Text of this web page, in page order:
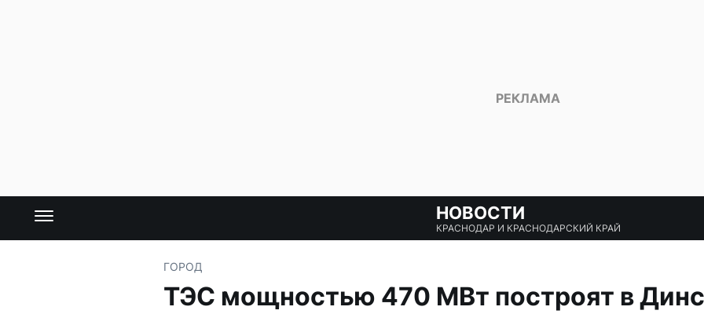
НОВОСТИ
КРАСНОДАР И КРАСНОДАРСКИЙ КРАЙ
ГОРОД
ТЭС мощностью 470 МВт построят в